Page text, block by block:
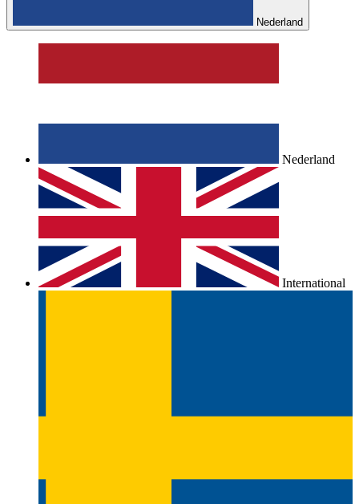
Nederland
Nederland
International